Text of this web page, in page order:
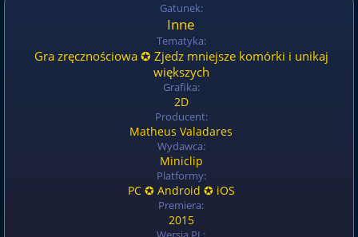
Gatunek:
Inne
Tematyka:
Gra zręcznościowa ✪ Zjedz mniejsze komórki i unikaj
większych
Grafika:
2D
Producent:
Matheus Valadares
Wydawca:
Miniclip
Platformy:
PC ✪ Android ✪ iOS
Premiera:
2015